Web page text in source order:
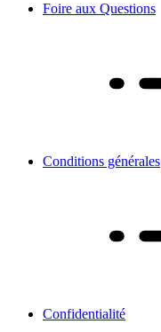
Foire aux Questions
Conditions générales
Confidentialité